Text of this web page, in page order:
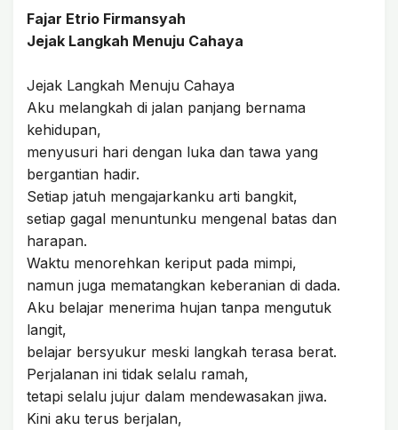
Fajar Etrio Firmansyah
Jejak Langkah Menuju Cahaya
Jejak Langkah Menuju Cahaya
Aku melangkah di jalan panjang bernama
kehidupan,
menyusuri hari dengan luka dan tawa yang
bergantian hadir.
Setiap jatuh mengajarkanku arti bangkit,
setiap gagal menuntunku mengenal batas dan
harapan.
Waktu menorehkan keriput pada mimpi,
namun juga mematangkan keberanian di dada.
Aku belajar menerima hujan tanpa mengutuk
langit,
belajar bersyukur meski langkah terasa berat.
Perjalanan ini tidak selalu ramah,
tetapi selalu jujur dalam mendewasakan jiwa.
Kini aku terus berjalan,